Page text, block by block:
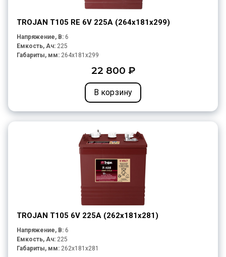
TROJAN T105 RE 6V 225A (264х181х299)
Напряжение, В: 6
Емкость, Ач: 225
Габариты, мм: 264x181x299
22 800 ₽
В корзину
TROJAN T105 6V 225A (262х181х281)
Напряжение, В: 6
Емкость, Ач: 225
Габариты, мм: 262x181x281